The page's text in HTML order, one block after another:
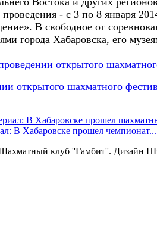
- с 3 по 8 января
В свободное от
города Хабаровска, его
открытого
открытого шахматного
В Хабаровске прошел
В Хабаровске прошел чемпионат...
клуб ''Гамбит''. Дизайн